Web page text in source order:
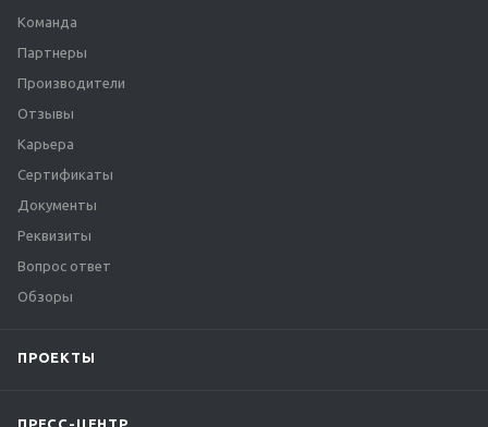
Команда
Партнеры
Производители
Отзывы
Карьера
Сертификаты
Документы
Реквизиты
Вопрос ответ
Обзоры
ПРОЕКТЫ
ПРЕСС-ЦЕНТР